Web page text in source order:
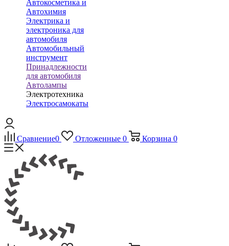
Автокосметика и
Автохимия
Электрика и
электроника для
автомобиля
Автомобильный
инструмент
Принадлежности
для автомобиля
Автолампы
Электротехника
Электросамокаты
Сравнение0 Отложенные 0 Корзина 0